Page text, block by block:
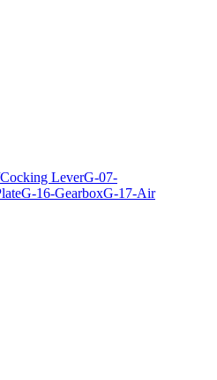
LeverG-07-
G-16-GearboxG-17-Air